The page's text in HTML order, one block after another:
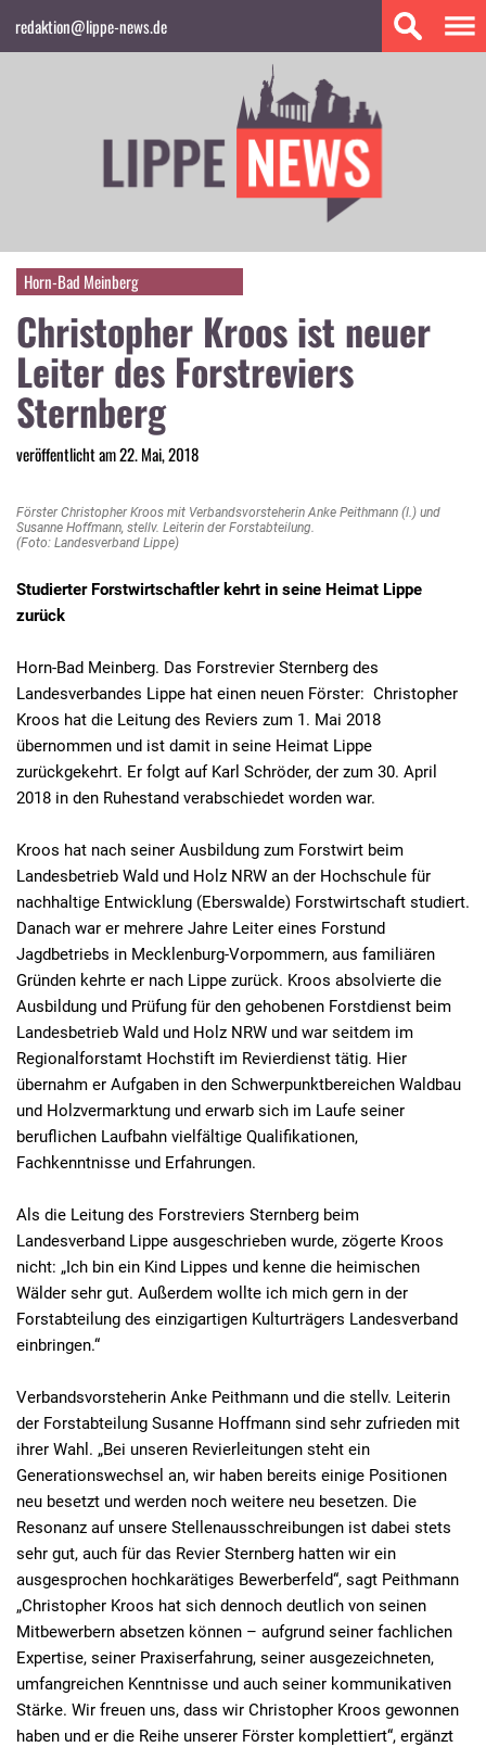
redaktion@lippe-news.de
Horn-Bad Meinberg
Christopher Kroos ist neuer
Leiter des Forstreviers
Sternberg
veröffentlicht am 22. Mai, 2018
Förster Christopher Kroos mit Verbandsvorsteherin Anke Peithmann (l.) und
Susanne Hoffmann, stellv. Leiterin der Forstabteilung.
(Foto: Landesverband Lippe)
Studierter Forstwirtschaftler kehrt in seine Heimat Lippe
zurück
Horn-Bad Meinberg. Das Forstrevier Sternberg des
Landesverbandes Lippe hat einen neuen Förster: Christopher
Kroos hat die Leitung des Reviers zum 1. Mai 2018
übernommen und ist damit in seine Heimat Lippe
zurückgekehrt. Er folgt auf Karl Schröder, der zum 30. April
2018 in den Ruhestand verabschiedet worden war.
Kroos hat nach seiner Ausbildung zum Forstwirt beim
Landesbetrieb Wald und Holz NRW an der Hochschule für
nachhaltige Entwicklung (Eberswalde) Forstwirtschaft studiert.
Danach war er mehrere Jahre Leiter eines Forstund
Jagdbetriebs in Mecklenburg-Vorpommern, aus familiären
Gründen kehrte er nach Lippe zurück. Kroos absolvierte die
Ausbildung und Prüfung für den gehobenen Forstdienst beim
Landesbetrieb Wald und Holz NRW und war seitdem im
Regionalforstamt Hochstift im Revierdienst tätig. Hier
übernahm er Aufgaben in den Schwerpunktbereichen Waldbau
und Holzvermarktung und erwarb sich im Laufe seiner
beruflichen Laufbahn vielfältige Qualifikationen,
Fachkenntnisse und Erfahrungen.
Als die Leitung des Forstreviers Sternberg beim
Landesverband Lippe ausgeschrieben wurde, zögerte Kroos
nicht: „Ich bin ein Kind Lippes und kenne die heimischen
Wälder sehr gut. Außerdem wollte ich mich gern in der
Forstabteilung des einzigartigen Kulturträgers Landesverband
einbringen.“
Verbandsvorsteherin Anke Peithmann und die stellv. Leiterin
der Forstabteilung Susanne Hoffmann sind sehr zufrieden mit
ihrer Wahl. „Bei unseren Revierleitungen steht ein
Generationswechsel an, wir haben bereits einige Positionen
neu besetzt und werden noch weitere neu besetzen. Die
Resonanz auf unsere Stellenausschreibungen ist dabei stets
sehr gut, auch für das Revier Sternberg hatten wir ein
ausgesprochen hochkarätiges Bewerberfeld“, sagt Peithmann
„Christopher Kroos hat sich dennoch deutlich von seinen
Mitbewerbern absetzen können – aufgrund seiner fachlichen
Expertise, seiner Praxiserfahrung, seiner ausgezeichneten,
umfangreichen Kenntnisse und auch seiner kommunikativen
Stärke. Wir freuen uns, dass wir Christopher Kroos gewonnen
haben und er die Reihe unserer Förster komplettiert“, ergänzt